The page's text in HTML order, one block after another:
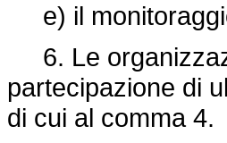
e) il
6. Le
partecipazione di
di cui al comma 4.